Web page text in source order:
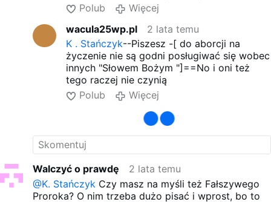
Polub
Więcej
wacula25wp.pl
2 lata temu
K . Stańczyk--Piszesz -[ do aborcji na
życzenie nie są godni posługiwać się wobec
innych "Słowem Bożym "]==No i oni też
tego raczej nie czynią
Polub
Więcej
Walczyć o prawdę
2 lata temu
@K. Stańczyk Czy masz na myśli też Fałszywego
Proroka? O nim trzeba dużo pisać i wprost, bo to